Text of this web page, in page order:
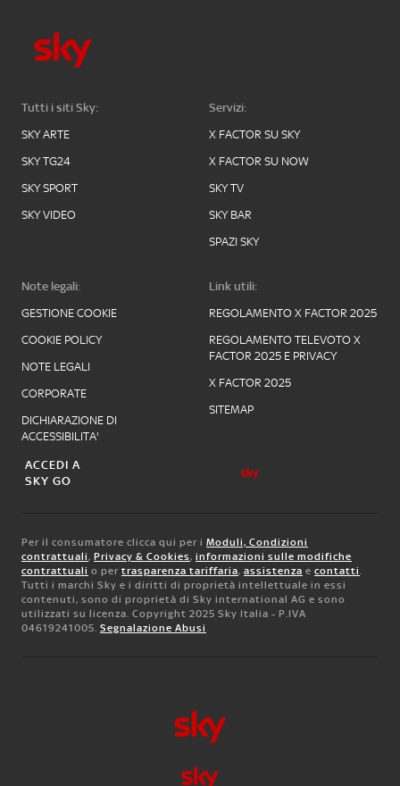
Tutti i siti Sky:
SKY ARTE
SKY TG24
SKY SPORT
SKY VIDEO
Servizi:
X FACTOR SU SKY
X FACTOR SU NOW
SKY TV
SKY BAR
SPAZI SKY
Note legali:
GESTIONE COOKIE
COOKIE POLICY
NOTE LEGALI
CORPORATE
DICHIARAZIONE DI
ACCESSIBILITA'
Link utili:
REGOLAMENTO X FACTOR 2025
REGOLAMENTO TELEVOTO X
FACTOR 2025 E PRIVACY
X FACTOR 2025
SITEMAP
ACCEDI A
SKY GO
Per il consumatore clicca qui per i Moduli, Condizioni
contrattuali, Privacy & Cookies, informazioni sulle modifiche
contrattuali o per trasparenza tariffaria, assistenza e contatti.
Tutti i marchi Sky e i diritti di proprietà intellettuale in essi
contenuti, sono di proprietà di Sky international AG e sono
utilizzati su licenza. Copyright 2025 Sky Italia - P.IVA
04619241005. Segnalazione Abusi